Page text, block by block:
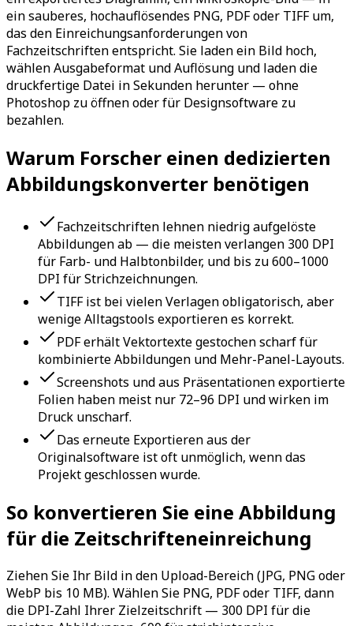
ein sauberes, hochauflösendes PNG, PDF oder TIFF um,
das den Einreichungsanforderungen von
Fachzeitschriften entspricht. Sie laden ein Bild hoch,
wählen Ausgabeformat und Auflösung und laden die
druckfertige Datei in Sekunden herunter — ohne
Photoshop zu öffnen oder für Designsoftware zu
bezahlen.
Warum Forscher einen dedizierten
Abbildungskonverter benötigen
Fachzeitschriften lehnen niedrig aufgelöste
Abbildungen ab — die meisten verlangen 300 DPI
für Farb- und Halbtonbilder, und bis zu 600–1000
DPI für Strichzeichnungen.
TIFF ist bei vielen Verlagen obligatorisch, aber
wenige Alltagstools exportieren es korrekt.
PDF erhält Vektortexte gestochen scharf für
kombinierte Abbildungen und Mehr-Panel-Layouts.
Screenshots und aus Präsentationen exportierte
Folien haben meist nur 72–96 DPI und wirken im
Druck unscharf.
Das erneute Exportieren aus der
Originalsoftware ist oft unmöglich, wenn das
Projekt geschlossen wurde.
So konvertieren Sie eine Abbildung
für die Zeitschrifteneinreichung
Ziehen Sie Ihr Bild in den Upload-Bereich (JPG, PNG oder
WebP bis 10 MB). Wählen Sie PNG, PDF oder TIFF, dann
die DPI-Zahl Ihrer Zielzeitschrift — 300 DPI für die